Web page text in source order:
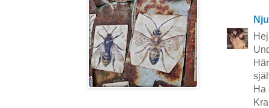
Ha